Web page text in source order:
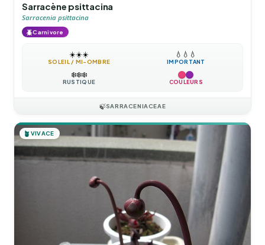
Sarracène psittacina
Sarracenia psittacina
🪲Carnivore
☀️☀️☀️
SOLEIL / MI-OMBRE
💧 💧 💧
IMPORTANT
❄️❄️❄️
RUSTIQUE COULEURS
🍃SARRACENIACEAE
🪴 VIVACE